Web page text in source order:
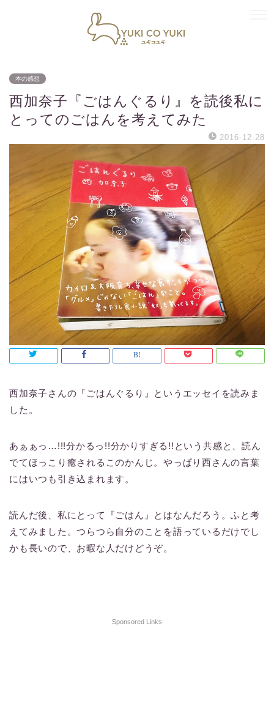
本の感想
西加奈子『ごはんぐるり』を読後私に
とってのごはんを考えてみた
2016-12-28
西加奈子さんの『ごはんぐるり』というエッセイを読みま
した。
あぁぁっ…!!!分かるっ!!分かりすぎる!!という共感と、読ん
でてほっこり癒されるこのかんじ。やっぱり西さんの言葉
にはいつも引き込まれます。
読んだ後、私にとって『ごはん』とはなんだろう。ふと考
えてみました。つらつら自分のことを語っているだけでし
かも長いので、お暇な人だけどうぞ。
Sponsored Links